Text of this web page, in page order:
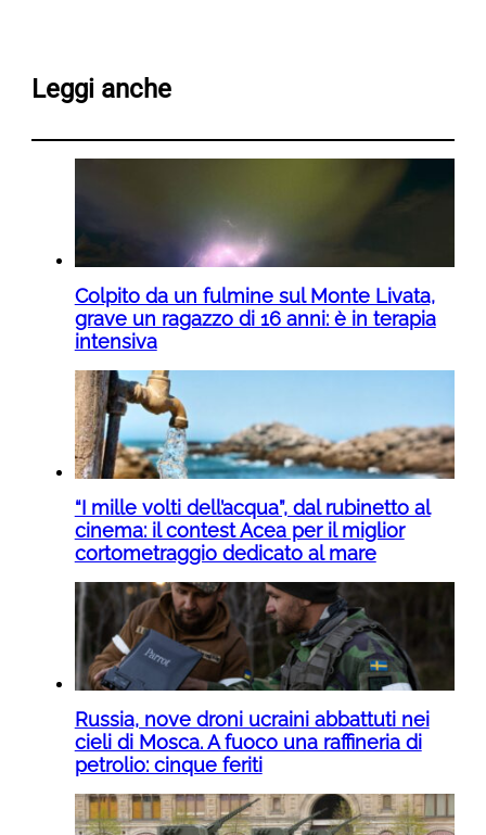
Leggi anche
Colpito da un fulmine sul Monte Livata,
grave un ragazzo di 16 anni: è in terapia
intensiva
“I mille volti dell’acqua”, dal rubinetto al
cinema: il contest Acea per il miglior
cortometraggio dedicato al mare
Russia, nove droni ucraini abbattuti nei
cieli di Mosca. A fuoco una raffineria di
petrolio: cinque feriti